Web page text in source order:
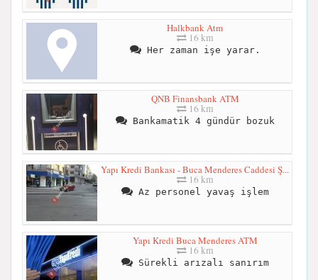
Halkbank Atm
16 km
Her zaman işe yarar.
QNB Finansbank ATM
16 km
Bankamatik 4 gündür bozuk
Yapı Kredi Bankası - Buca Menderes Caddesi Ş...
16 km
Az personel yavaş işlem
Yapı Kredi Buca Menderes ATM
16 km
Sürekli arızalı sanırım